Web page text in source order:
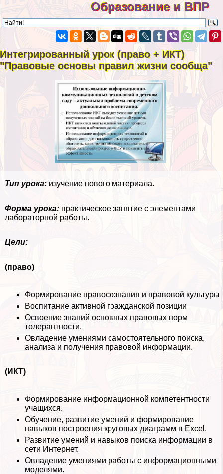
Образование и ВПР
Интегрированный урок (право + ИКТ)
"Правовые основы правил жизни сообща"
Тип урока: изучение нового материала.
Форма урока: пpaктическое занятие с элементами
лабораторной работы.
Цели:
(право)
Формирование правосознания и правовой культуры
Воспитание активной гражданской позиции
Освоение знаний основных правовых норм
толерантности.
Овладение умениями самостоятельного поиска,
анализа и получения правовой информации.
(ИКТ)
Формирование информационной компетентности
учащихся.
Обучение, развитие умений и формирование
навыков построения круговых диаграмм в Excel.
Развитие умений и навыков поиска информации в
сети Интернет.
Овладение умениями работы с информационными
моделями.